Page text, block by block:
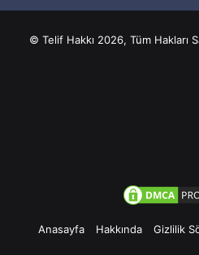
© Telif Hakkı 2026, Tüm Hakları
Anasayfa Hakkında Gizlilik